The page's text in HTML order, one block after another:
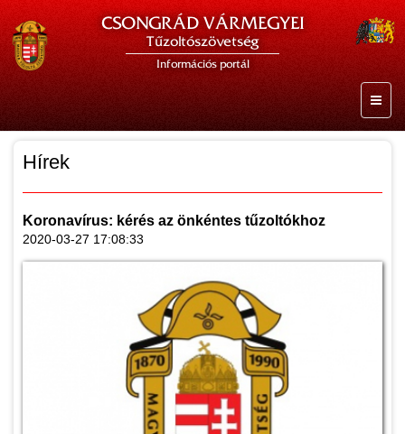
CSONGRÁD VÁRMEGYEI
Tűzoltószövetség
Információs portál
Hírek
Koronavírus: kérés az önkéntes tűzoltókhoz
2020-03-27 17:08:33